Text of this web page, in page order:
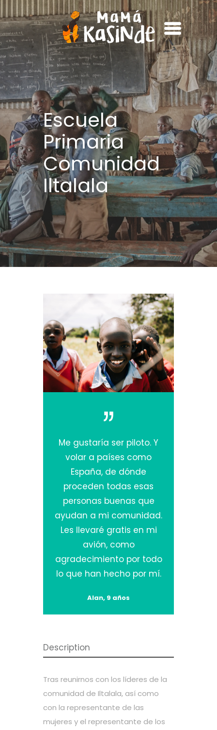
Escuela
Primaria
Comunidad
Iltalala
Me gustaría ser piloto. Y
volar a países como
España, de dónde
proceden todas esas
personas buenas que
ayudan a mi comunidad.
Les llevaré gratis en mi
avión, como
agradecimiento por todo
lo que han hecho por mí.
Alan, 9 años
Description
Tras reunirnos con los líderes de la
comunidad de Iltalala, así como
con la representante de las
mujeres y el representante de los